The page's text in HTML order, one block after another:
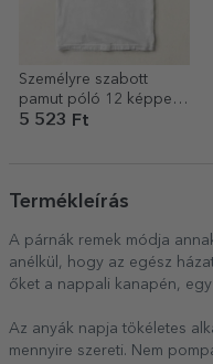
Személyre szabott
pamut póló 12 képpel
és üzenettel – 30 éves
5 523 Ft
Termékleírás
A párnák remek módja
anélkül, hogy az egész
őket a nappali kanapén,
Az anyák napja tökéletes
mennyire szereti. Nem